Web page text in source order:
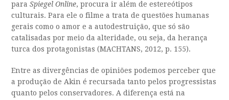
paraSpiegel Online, procura ir além de estereótipos
culturais. Para ele o filme a trata de questões humanas
gerais como o amor e a autodestruição, que só são
catalisadas por meio da alteridade, ou seja, da herança
turca dos protagonistas (MACHTANS, 2012, p. 155).
Entre as divergências de opiniões podemos perceber que
a produção de Akin é recursada tanto pelos progressistas
quanto pelos conservadores. A diferença está na